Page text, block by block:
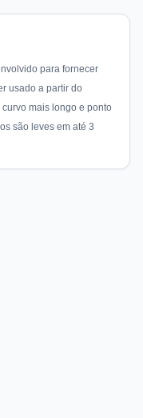
para fornecer
usado a partir do
mais longo e ponto
são leves em até 3